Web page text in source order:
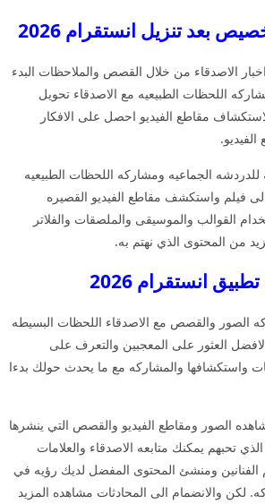
بعد تنزيل انستقرام 2026
الاصدقاء من خلال القصص والملاحظات البدء
اللحظات الطبيعيه مع الاصدقاء تحويل
مقاطع الفيديو احصل على الافكار
الجماعيه ومشاركه اللحظات الطبيعيه
فيلم واستكشف مقاطع الفيديو القصيره
القوالب والموسيقى والملصقات والفلاتر
من المحتوى الذي نهتم به.
انستقرام 2026
الصور والقصص مع الاصدقاء اللحظات البسيطه
العثور على المعجبين والتعرف على
واستكشافها والمشاركه مع ما يحدث حولك بدءا
الصور ومقاطع الفيديو والقصص التي ينشرها
تحبهم يمكنك متابعه الاصدقاء والعلامات
الفنانين ومنشئ المحتوى المفضل لديك رؤيه في
لكن والانضمام الى المحادثات مشاهده المزيد